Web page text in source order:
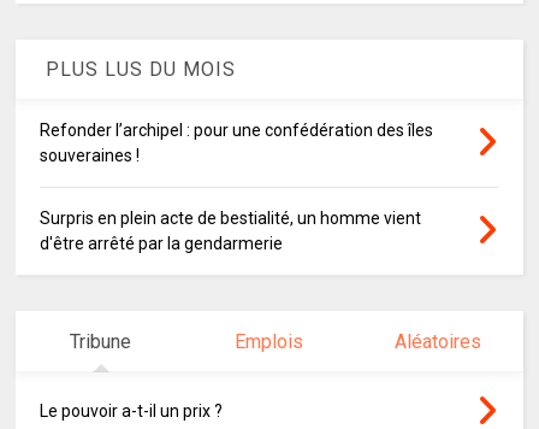
PLUS LUS DU MOIS
Refonder l’archipel : pour une confédération des îles
souveraines !
Surpris en plein acte de bestialité, un homme vient
d'être arrêté par la gendarmerie
Tribune Emplois Aléatoires
Le pouvoir a-t-il un prix ?